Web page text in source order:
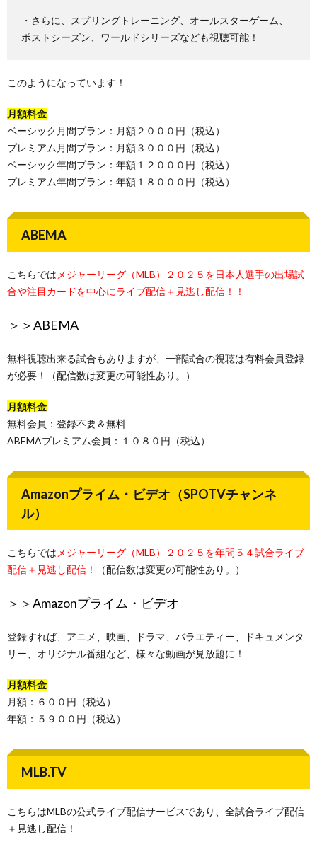
・さらに、スプリングトレーニング、オールスターゲーム、
ポストシーズン、ワールドシリーズなども視聴可能！
このようになっています！
月額料金
ベーシック月間プラン：月額２０００円（税込）
プレミアム月間プラン：月額３０００円（税込）
ベーシック年間プラン：年額１２０００円（税込）
プレミアム年間プラン：年額１８０００円（税込）
ABEMA
こちらでは メジャーリーグ（MLB）２０２５を日本人選手の出場試
合や注目カードを中心にライブ配信＋見逃し配信！！
＞＞ABEMA
無料視聴出来る試合もありますが、一部試合の視聴は有料会員登録
が必要！（配信数は変更の可能性あり。）
月額料金
無料会員：登録不要＆無料
ABEMAプレミアム会員：１０８０円（税込）
Amazonプライム・ビデオ（SPOTVチャンネ
ル）
こちらでは メジャーリーグ（MLB）２０２５を年間５４試合ライブ
配信＋見逃し配信！
（配信数は変更の可能性あり。）
＞＞Amazonプライム・ビデオ
登録すれば、アニメ、映画、ドラマ、バラエティー、ドキュメンタ
リー、オリジナル番組など、様々な動画が見放題に！
月額料金
月額：６００円（税込）
年額：５９００円（税込）
MLB.TV
こちらはMLBの公式ライブ配信サービスであり、全試合ライブ配信
＋見逃し配信！